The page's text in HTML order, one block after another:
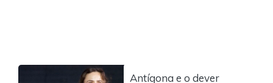
Antígona e o dever